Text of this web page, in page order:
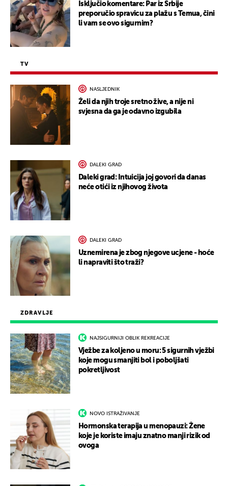
ZDRAVLJE
NAJSIGURNIJI OBLIK REKREACIJE
Vježbe za koljeno u moru: 5 sigurnih vježbi
koje mogu smanjiti bol i poboljšati
pokretljivost
NOVO ISTRAŽIVANJE
Hormonska terapija u menopauzi: Žene
koje je koriste imaju znatno manji rizik od
ovoga
Isključio komentare: Par iz Srbije
preporučio spravicu za plažu s Temua, čini
li vam se ovo sigurnim?
TV
NASLJEDNIK
Želi da njih troje sretno žive, a nije ni
svjesna da ga je odavno izgubila
DALEKI GRAD
Daleki grad: Intuicija joj govori da danas
neće otići iz njihovog života
DALEKI GRAD
Uznemirena je zbog njegove ucjene - hoće
li napraviti što traži?